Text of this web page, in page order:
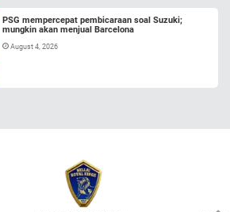
PSG mempercepat pembicaraan soal Suzuki;
mungkin akan menjual Barcelona
August 4, 2026